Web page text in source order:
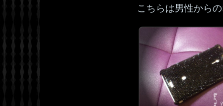
こちらは男性から